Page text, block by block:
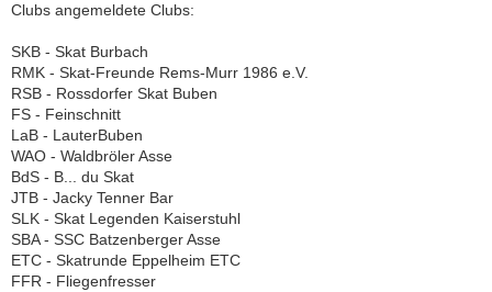
Clubs angemeldete Clubs:
SKB - Skat Burbach
RMK - Skat-Freunde Rems-Murr 1986 e.V.
RSB - Rossdorfer Skat Buben
FS - Feinschnitt
LaB - LauterBuben
WAO - Waldbröler Asse
BdS - B... du Skat
JTB - Jacky Tenner Bar
SLK - Skat Legenden Kaiserstuhl
SBA - SSC Batzenberger Asse
ETC - Skatrunde Eppelheim ETC
FFR - Fliegenfresser